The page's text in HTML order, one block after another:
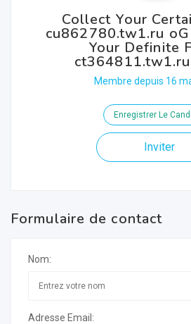
Collect Your
cu862780.tw1.ru
Your Definite
Membre depuis 16
Enregistrer Le
Inviter
Formulaire de contact
Nom:
Adresse Email: